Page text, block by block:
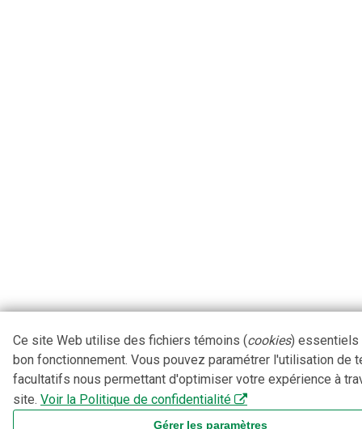
Ce site Web utilise des fichiers témoins (cookies) essentiels
bon fonctionnement. Vous pouvez paramétrer l'utilisation de
facultatifs nous permettant d'optimiser votre expérience à
site. Voir la Politique de confidentialité
Gérer les paramètres